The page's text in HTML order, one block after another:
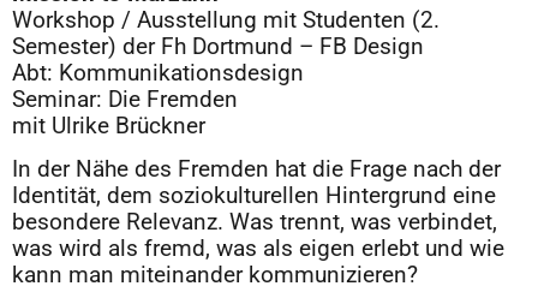
Workshop / Ausstellung mit Studenten (2.
Semester) der Fh Dortmund – FB Design
Abt: Kommunikationsdesign
Seminar: Die Fremden
mit Ulrike Brückner
In der Nähe des Fremden hat die Frage nach der
Identität, dem soziokulturellen Hintergrund eine
besondere Relevanz. Was trennt, was verbindet,
was wird als fremd, was als eigen erlebt und wie
kann man miteinander kommunizieren?